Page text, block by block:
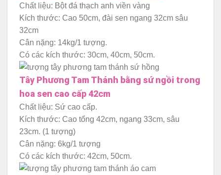
Chất liệu: Bột đá thạch anh viền vàng
Kích thước: Cao 50cm, đài sen ngang 32cm sâu
32cm
Cân nặng: 14kg/1 tượng.
Có các kích thước: 30cm, 40cm, 50cm.
Tây Phương Tam Thánh bằng sứ ngồi trong
hoa sen cao cấp 42cm
Chất liệu: Sứ cao cấp.
Kích thước: Cao tổng 42cm, ngang 33cm, sâu
23cm. (1 tượng)
Cân nặng: 6kg/1 tượng
Có các kích thước: 42cm, 50cm.